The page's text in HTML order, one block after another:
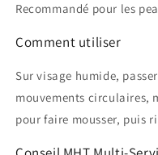
Recommandé pour les
Comment utiliser
Sur visage humide,
mouvements circulaires,
pour faire mousser, puis